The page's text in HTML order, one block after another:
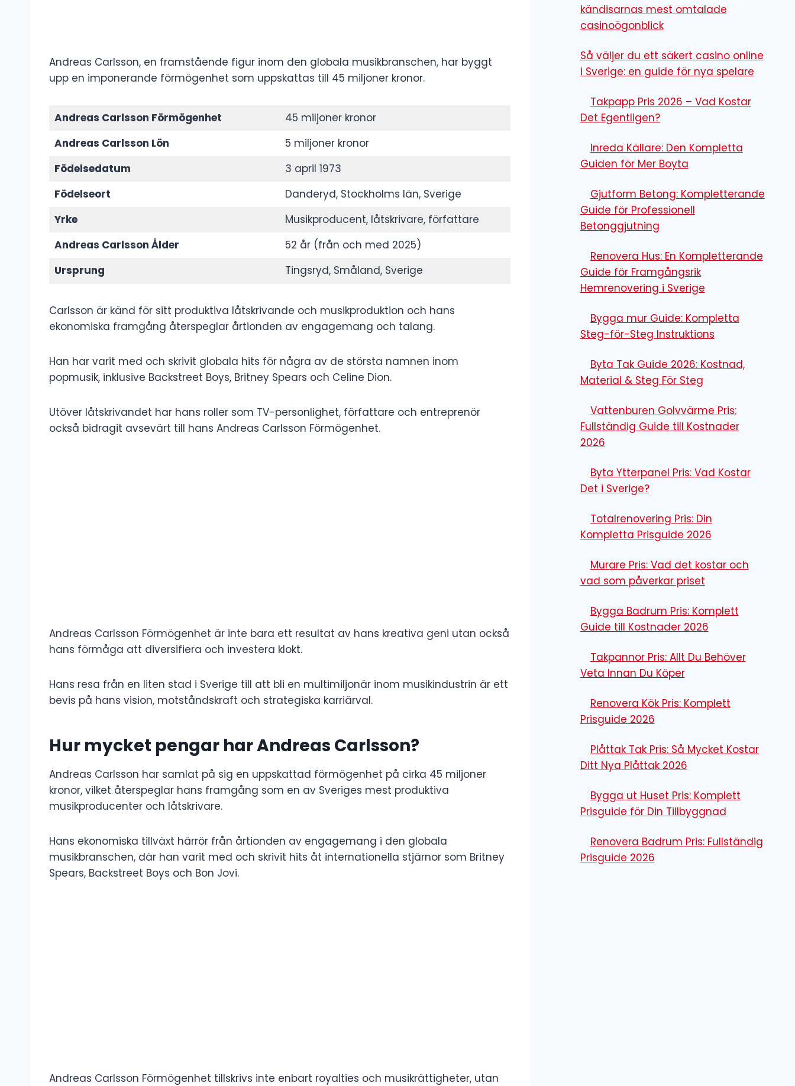
Andreas Carlsson, en framstående figur inom den globala musikbranschen, har byggt
upp en imponerande förmögenhet som uppskattas till 45 miljoner kronor.
Andreas Carlsson Förmögenhet
45 miljoner kronor
Andreas Carlsson Lön
5 miljoner kronor
Födelsedatum
3 april 1973
Födelseort
Danderyd, Stockholms län, Sverige
Yrke
Musikproducent, låtskrivare, författare
Andreas Carlsson Ålder
52 år (från och med 2025)
Ursprung
Tingsryd, Småland, Sverige
Carlsson är känd för sitt produktiva låtskrivande och musikproduktion och hans
ekonomiska framgång återspeglar årtionden av engagemang och talang.
Han har varit med och skrivit globala hits för några av de största namnen inom
popmusik, inklusive Backstreet Boys, Britney Spears och Celine Dion.
Utöver låtskrivandet har hans roller som TV-personlighet, författare och entreprenör
också bidragit avsevärt till hans Andreas Carlsson Förmögenhet.
Andreas Carlsson Förmögenhet är inte bara ett resultat av hans kreativa geni utan också
hans förmåga att diversifiera och investera klokt.
Hans resa från en liten stad i Sverige till att bli en multimiljonär inom musikindustrin är ett
bevis på hans vision, motståndskraft och strategiska karriärval.
Hur mycket pengar har Andreas Carlsson?
Andreas Carlsson har samlat på sig en uppskattad förmögenhet på cirka 45 miljoner
kronor, vilket återspeglar hans framgång som en av Sveriges mest produktiva
musikproducenter och låtskrivare.
Hans ekonomiska tillväxt härrör från årtionden av engagemang i den globala
musikbranschen, där han varit med och skrivit hits åt internationella stjärnor som Britney
Spears, Backstreet Boys och Bon Jovi.
Andreas Carlsson Förmögenhet tillskrivs inte enbart royalties och musikrättigheter, utan
kändisarnas mest omtalade
casinoögonblick
Så väljer du ett säkert casino online
i Sverige: en guide för nya spelare
Takpapp Pris 2026 – Vad Kostar
Det Egentligen?
Inreda Källare: Den Kompletta
Guiden för Mer Boyta
Gjutform Betong: Kompletterande
Guide för Professionell
Betonggjutning
Renovera Hus: En Kompletterande
Guide för Framgångsrik
Hemrenovering i Sverige
Bygga mur Guide: Kompletta
Steg-för-Steg Instruktions
Byta Tak Guide 2026: Kostnad,
Material & Steg För Steg
Vattenburen Golvvärme Pris:
Fullständig Guide till Kostnader
2026
Byta Ytterpanel Pris: Vad Kostar
Det i Sverige?
Totalrenovering Pris: Din
Kompletta Prisguide 2026
Murare Pris: Vad det kostar och
vad som påverkar priset
Bygga Badrum Pris: Komplett
Guide till Kostnader 2026
Takpannor Pris: Allt Du Behöver
Veta Innan Du Köper
Renovera Kök Pris: Komplett
Prisguide 2026
Plåttak Tak Pris: Så Mycket Kostar
Ditt Nya Plåttak 2026
Bygga ut Huset Pris: Komplett
Prisguide för Din Tillbyggnad
Renovera Badrum Pris: Fullständig
Prisguide 2026